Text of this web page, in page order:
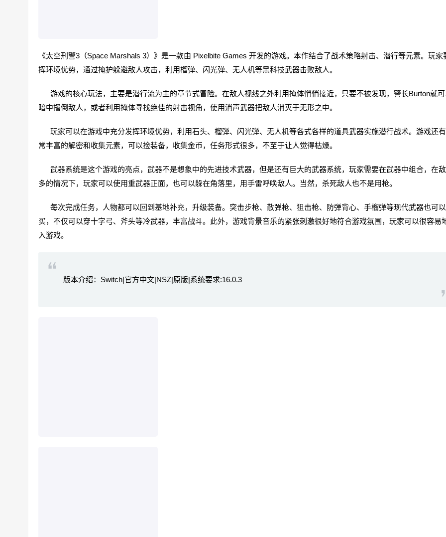
《太空刑警3（Space Marshals 3）》是一款由 Pixelbite Games 开发的游戏。本作结合了战术策略射击、潜行等元素。玩家
挥环境优势，通过掩护躲避敌人攻击，利用榴弹、闪光弹、无人机等黑科技武器击败敌人。
游戏的核心玩法，主要是潜行流为主的章节式冒险。在敌人视线之外利用掩体悄悄接近，只要不被发现，警长Burton就可
暗中撂倒敌人，或者利用掩体寻找绝佳的射击视角，使用消声武器把敌人消灭于无形之中。
玩家可以在游戏中充分发挥环境优势，利用石头、榴弹、闪光弹、无人机等各式各样的道具武器实施潜行战术。游戏还
常丰富的解密和收集元素，可以捡装备，收集金币，任务形式很多，不至于让人觉得枯燥。
武器系统是这个游戏的亮点，武器不是想象中的先进技术武器，但是还有巨大的武器系统，玩家需要在武器中组合，在
多的情况下，玩家可以使用重武器正面，也可以躲在角落里，用手雷呼唤敌人。当然，杀死敌人也不是用枪。
每次完成任务，人物都可以回到基地补充，升级装备。突击步枪、散弹枪、狙击枪、防弹背心、手榴弹等现代武器也可
买，不仅可以穿十字弓、斧头等冷武器，丰富战斗。此外，游戏背景音乐的紧张刺激很好地符合游戏氛围，玩家可以很容易
入游戏。
版本介绍：Switch|官方中文|NSZ|原版|系统要求:16.0.3